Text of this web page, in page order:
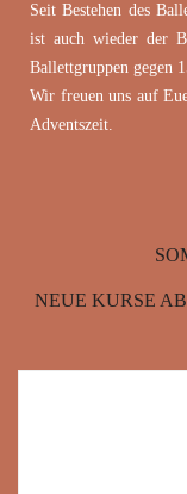
Seit Bestehen des
ist auch wieder der
Ballettgruppen gegen
Wir freuen uns auf
Adventszeit.
NEUE KURSE AB